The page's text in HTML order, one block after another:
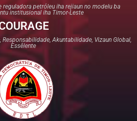
reguladora petróleu iha rejiaun no modelu ba
institusional iha Timor-Leste
Responsabilidade, Akuntabilidade, Vizaun Global,
Essêlente